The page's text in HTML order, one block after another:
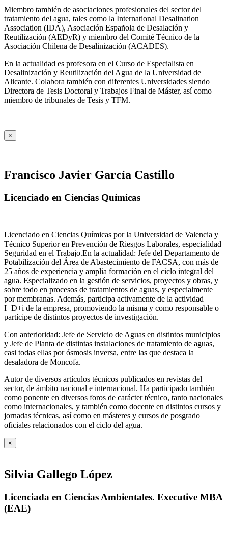
Miembro también de asociaciones profesionales del sector del
tratamiento del agua, tales como la International Desalination
Association (IDA), Asociación Española de Desalación y
Reutilización (AEDyR) y miembro del Comité Técnico de la
Asociación Chilena de Desalinización (ACADES).
En la actualidad es profesora en el Curso de Especialista en
Desalinización y Reutilización del Agua de la Universidad de
Alicante. Colabora también con diferentes Universidades siendo
Directora de Tesis Doctoral y Trabajos Final de Máster, así como
miembro de tribunales de Tesis y TFM.
×
Francisco Javier García Castillo
Licenciado en Ciencias Químicas
Licenciado en Ciencias Químicas por la Universidad de Valencia y
Técnico Superior en Prevención de Riesgos Laborales, especialidad
Seguridad en el Trabajo.En la actualidad: Jefe del Departamento de
Potabilización del Área de Abastecimiento de FACSA, con más de
25 años de experiencia y amplia formación en el ciclo integral del
agua. Especializado en la gestión de servicios, proyectos y obras, y
sobre todo en procesos de tratamientos de aguas, y especialmente
por membranas. Además, participa activamente de la actividad
I+D+i de la empresa, promoviendo la misma y como responsable o
partícipe de distintos proyectos de investigación.
Con anterioridad: Jefe de Servicio de Aguas en distintos municipios
y Jefe de Planta de distintas instalaciones de tratamiento de aguas,
casi todas ellas por ósmosis inversa, entre las que destaca la
desaladora de Moncofa.
Autor de diversos artículos técnicos publicados en revistas del
sector, de ámbito nacional e internacional. Ha participado también
como ponente en diversos foros de carácter técnico, tanto nacionales
como internacionales, y también como docente en distintos cursos y
jornadas técnicas, así como en másteres y cursos de posgrado
oficiales relacionados con el ciclo del agua.
×
Silvia Gallego López
Licenciada en Ciencias Ambientales. Executive MBA
(EAE)